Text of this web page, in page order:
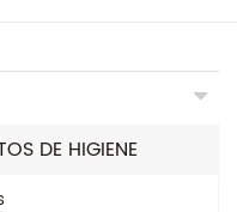
DE HIGIENE